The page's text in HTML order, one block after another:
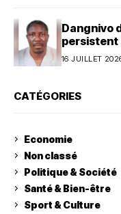
Dangnivo
persistent
16 JUILLET
CATÉGORIES
Economie
Non classé
Politique & Société
Santé & Bien-être
Sport & Culture